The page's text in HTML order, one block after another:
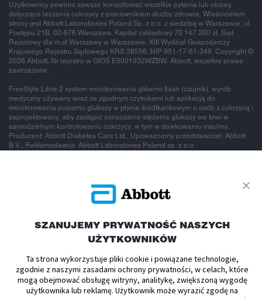
Użytkownicy powinni zawsze konsultować wszelkie pytania lub obawy
dotyczące leczenia cukrzycy z pracownikiem służby zdrowia. Właścicielem
strony jest Abbott Laboratiories Poland Sp. z o.o. z siedzibą w Warszawie, ul.
Postępu 21B, 02-676 Warszawa. Kapitał zakładowy 70 147 200 zł. Sąd
Rejonowy dla m.st Warszawy w Warszawie. XIII Wydział Gospodarczy
Krajowego Rejestru Sądowego KRS 38556, NIP 951-17-61-348. Copyright ©
2026 Abbott. Nr rejestru w GIOŚ E0001932WZBW. Abbott, wszelkie prawa
zastrzeżone.
FreeStyle Libre 2 system monitorowania glikemii flash (czujnik), wyrób
medyczny używany wraz ze zgodnym czytnikiem lub aplikacją do
monitorowania poziomu glukozy w płynie śródtkankowym u osób z cukrzycą i
zaprojektowany, aby zastąpić oznaczanie stężenia glukozy we krwi w
samodzielnym kontrolowaniu cukrzycy, w tym w dawkowaniu insuliny.
Producent: Abbott Diabetes Care Ltd., Upoważniony przedstawiciel: Abbott
B.V., Reklamodawca: Abbott Laboratories Poland sp. z o.o.
To jest wyrób
medyczny.
Używaj go
SZANUJEMY PRYWATNOŚĆ NASZYCH
UŻYTKOWNIKÓW
Ta strona wykorzystuje pliki cookie i powiązane technologie,
zgodnie z naszymi zasadami ochrony prywatności, w celach, które
mogą obejmować obsługę witryny, analitykę, zwiększoną wygodę
użytkownika lub reklamę. Użytkownik może wyrazić zgodę na